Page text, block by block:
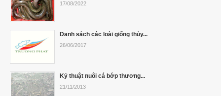
17/08/2022
Danh sách các loài giống thủy...
26/06/2017
Kỷ thuật nuôi cá bớp thương...
21/11/2013